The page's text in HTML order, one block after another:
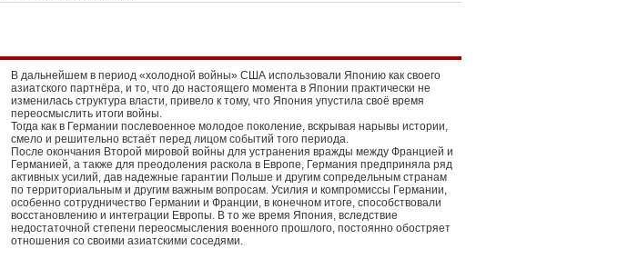
В дальнейшем в период «холодной войны» США использовали Японию как своего
азиатского партнёра, и то, что до настоящего момента в Японии практически не
изменилась структура власти, привело к тому, что Япония упустила своё время
переосмыслить итоги войны.
Тогда как в Германии послевоенное молодое поколение, вскрывая нарывы истории,
смело и решительно встаёт перед лицом событий того периода.
После окончания Второй мировой войны для устранения вражды между Францией и
Германией, а также для преодоления раскола в Европе, Германия предприняла ряд
активных усилий, дав надежные гарантии Польше и другим сопредельным странам
по территориальным и другим важным вопросам. Усилия и компромиссы Германии,
особенно сотрудничество Германии и Франции, в конечном итоге, способствовали
восстановлению и интеграции Европы. В то же время Япония, вследствие
недостаточной степени переосмысления военного прошлого, постоянно обостряет
отношения со своими азиатскими соседями.